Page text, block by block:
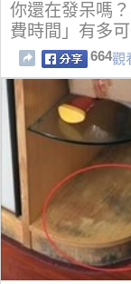
你還在發呆嗎
費時間」有多可
664觀